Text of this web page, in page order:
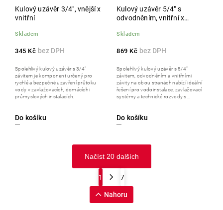
Kulový uzávěr 3/4", vnější x
vnitřní
Skladem
345 Kč
Do košíku
Spolehlivý kulový uzávěr s 3/4"
závitem je komponent určený pro
rychlé a bezpečné uzavření průtoku
vody v zavlažovacích, domácích i
průmyslových instalacích.
Kulový uzávěr 5/4" s
odvodněním, vnitřní x
Skladem
869 Kč
Do košíku
Spolehlivý kulový uzávěr s 5/4"
závitem, odvodněním a vnitřními
závity na obou stranách nabízí ideální
řešení pro vodoinstalace, zavlažovací
systémy a technické rozvody s...
Načíst 20 dalších
1 7
Nahoru